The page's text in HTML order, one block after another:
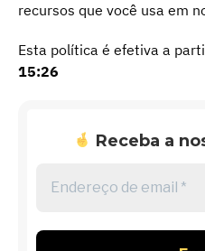
recursos que você usa em
Esta política é efetiva a
15:26
Receba a
de
*